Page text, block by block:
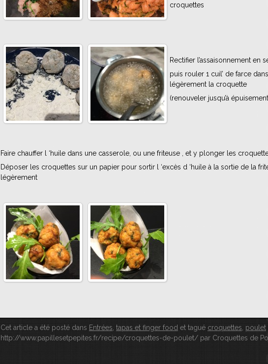
croquettes
Rectifier l’assaisonnement en
puis rouler 1 cuil’ de farce
légèrement la croquette
(renouveler jusqu’à
Faire chauffer l ‘huile dans une casserole, ou une friteuse , et y plonger les
Déposer les croquettes sur un papier pour sortir l ‘excès d ‘huile à la sortie de la
légèrement
Cet article a été posté dans Entrées tapas et finger food et tagué croquettes poulet
http://www.papillesetpepites.fr/recipe/croquettes-de-poulet/ par Croquettes de